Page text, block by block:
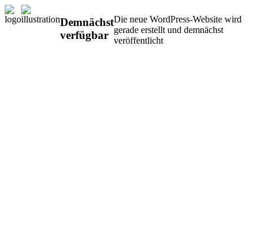
Demnächst
verfügbar
Die neue WordPress-Website wird
gerade erstellt und demnächst
veröffentlicht